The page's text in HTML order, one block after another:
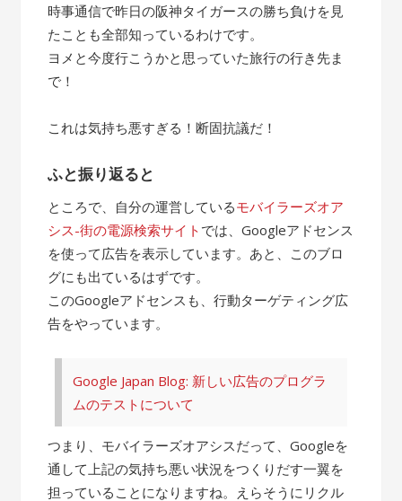
時事通信で昨日の阪神タイガースの勝ち負けを見
たことも全部知っているわけです。
ヨメと今度行こうかと思っていた旅行の行き先ま
で！
これは気持ち悪すぎる！断固抗議だ！
ふと振り返ると
ところで、自分の運営しているモバイラーズオア
シス-街の電源検索サイト では、Googleアドセンス
を使って広告を表示しています。あと、このブロ
グにも出ているはずです。
このGoogleアドセンスも、行動ターゲティング広
告をやっています。
Google Japan Blog: 新しい広告のプログラ
ムのテストについて
つまり、モバイラーズオアシスだって、Googleを
通して上記の気持ち悪い状況をつくりだす一翼を
担っていることになりますね。えらそうにリクル